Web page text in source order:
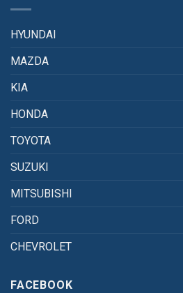
HYUNDAI
MAZDA
KIA
HONDA
TOYOTA
SUZUKI
MITSUBISHI
FORD
CHEVROLET
FACEBOOK